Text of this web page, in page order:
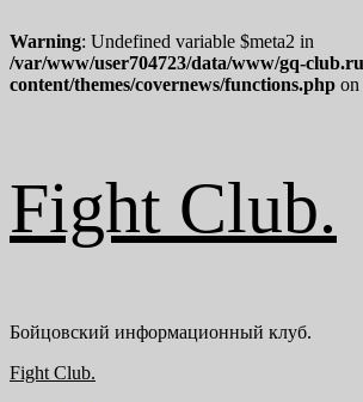
Warning: Undefined variable $meta2 in
/var/www/user704723/data/www/gq-
content/themes/covernews/functions.php
содержимому
Fight Club.
Бойцовский информационный клуб.
Основное
Fight Club.